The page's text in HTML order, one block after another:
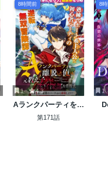
8時間前
1 4.3
Aランクパーティを離
脱した俺は、元教え
第171話
8
1